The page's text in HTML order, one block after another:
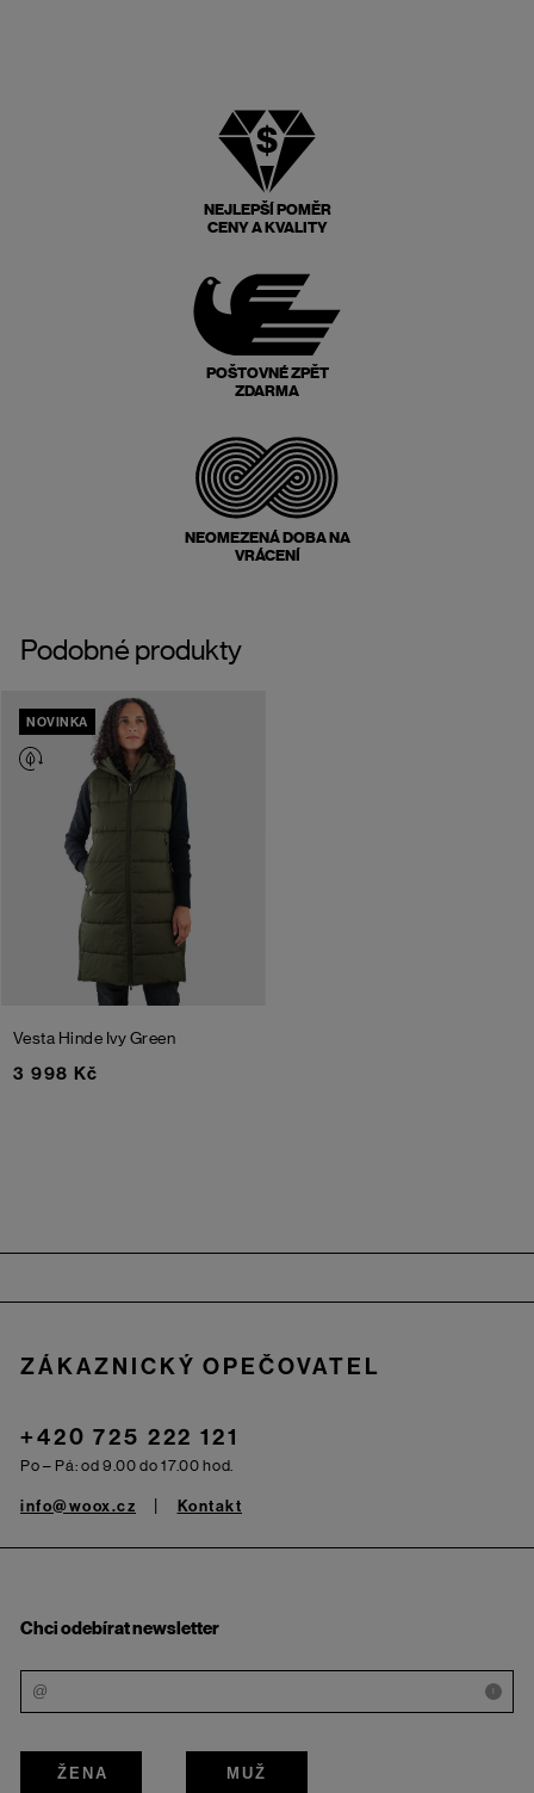
NEJLEPŠÍ POMĚR
CENY A KVALITY
POŠTOVNÉ ZPĚT
ZDARMA
NEOMEZENÁ DOBA NA
VRÁCENÍ
Podobné produkty
NOVINKA
Vesta Hinde Ivy Green
3 998 Kč
ZÁKAZNICKÝ OPEČOVATEL
+420 725 222 121
Po – Pá: od 9.00 do 17.00 hod.
info@woox.cz Kontakt
Chci odebírat newsletter
i
ŽENA MUŽ